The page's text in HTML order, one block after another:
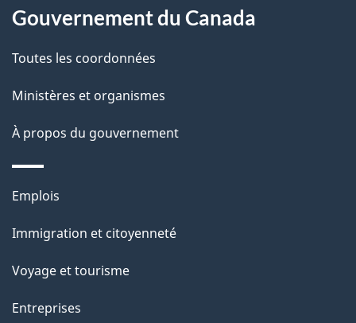
a
g
e
a
t
i
n
s
r
c
t
t
Gouvernement du Canada
Toutes les coordonnées
Ministères et organismes
À propos du gouvernement
Thèmes
sujets
Emplois
Immigration et citoyenneté
Voyage et tourisme
Entreprises